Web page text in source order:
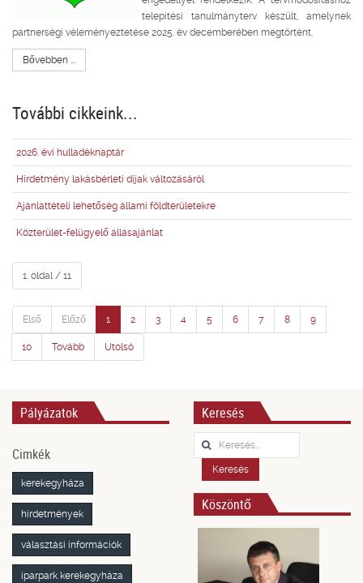
telepítési tanulmányterv készült, amelynek
partnerségi véleményeztetése 2025. év decemberében megtörtént.
Bővebben ...
További cikkeink...
2026. évi hulladéknaptár
Hirdetmény lakásbérleti díjak változásáról
Ajánlattételi lehetőség állami földterületekre
Közterület-felügyelő állásajánlat
1. oldal / 11
Első Előző 1 2 3 4 5 6 7 8 9
10 Tovább Utolsó
Pályázatok
Cimkék
kerekegyháza
hirdetmények
választási információk
iparpark kerekegyháza
Keresés
Keresés...
Keresés
Köszöntő